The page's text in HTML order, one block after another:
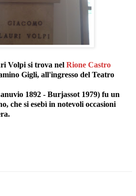
Volpi si trova nel Rione Castro
Gigli, all'ingresso del Teatro
1892 - Burjassot 1979) fu un
che si esebì in notevoli occasioni